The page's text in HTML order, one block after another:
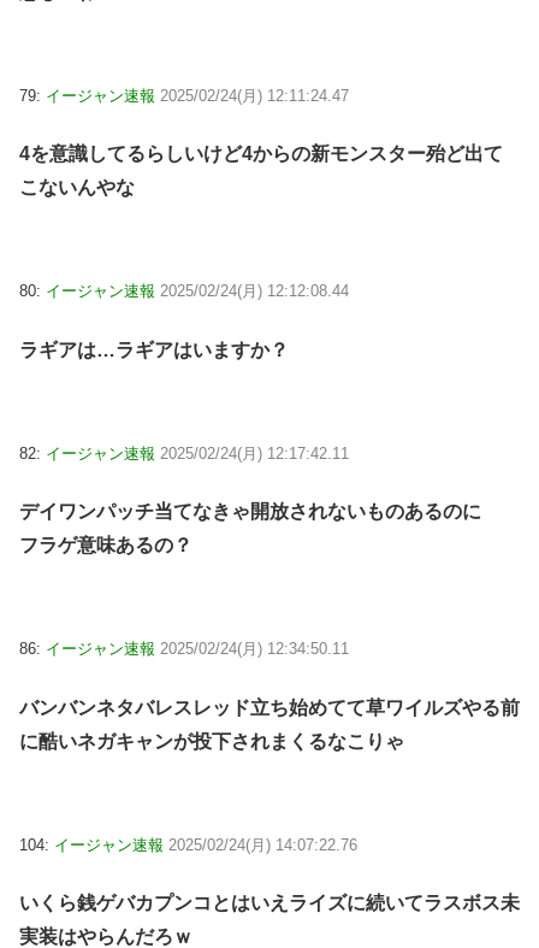
79: イージャン速報 2025/02/24(月) 12:11:24.47
4を意識してるらしいけど4からの新モンスター殆ど出て
こないんやな
80: イージャン速報 2025/02/24(月) 12:12:08.44
ラギアは…ラギアはいますか？
82: イージャン速報 2025/02/24(月) 12:17:42.11
デイワンパッチ当てなきゃ開放されないものあるのに
フラゲ意味あるの？
86: イージャン速報 2025/02/24(月) 12:34:50.11
バンバンネタバレスレッド立ち始めてて草ワイルズやる前
に酷いネガキャンが投下されまくるなこりゃ
104: イージャン速報 2025/02/24(月) 14:07:22.76
いくら銭ゲバカプンコとはいえライズに続いてラスボス未
実装はやらんだろｗ